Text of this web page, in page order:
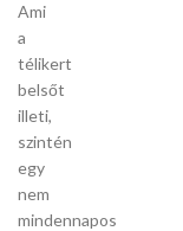
Ami
a
télikert
belsőt
illeti,
szintén
egy
nem
mindennapos